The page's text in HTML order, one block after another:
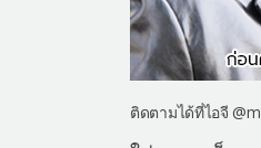
ติดตามได้ที่ไอจี